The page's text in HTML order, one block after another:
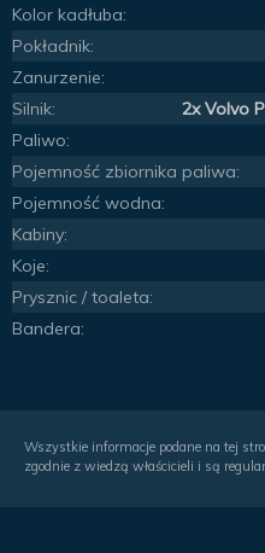
Kolor kadłuba:
Pokładnik:
Zanurzenie:
Silnik:
2x Volvo
Paliwo:
Pojemność zbiornika paliwa:
Pojemność wodna:
Kabiny:
Koje:
Prysznic / toaleta:
Bandera:
Wszystkie informacje podane na tej
zgodnie z wiedzą właścicieli i są